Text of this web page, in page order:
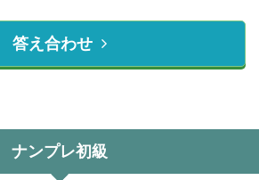
答え合わせ
ナンプレ初級